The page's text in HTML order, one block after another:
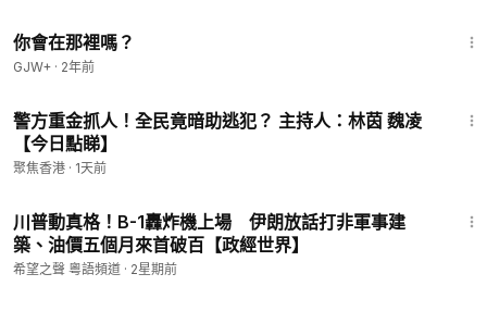
你會在那裡嗎？
GJW+ · 2年前
警方重金抓人！全民竟暗助逃犯？ 主持人：林茵 魏凌
【今日點睇】
聚焦香港 · 1天前
川普動真格！B-1轟炸機上場 伊朗放話打非軍事建
築、油價五個月來首破百【政經世界】
希望之聲 粵語頻道 · 2星期前